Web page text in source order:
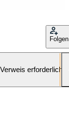
Folgen
erforderlich